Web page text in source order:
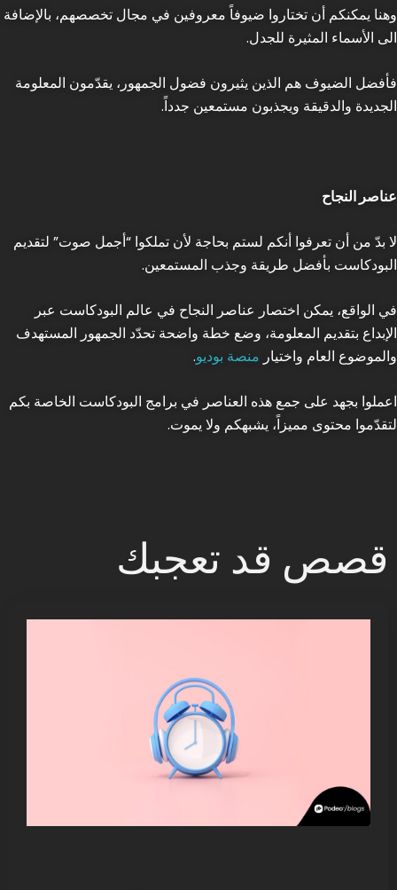
وهنا يمكنكم أن تختاروا ضيوفاً معروفين في مجال تخصصهم، بالإضافة
الى الأسماء المثيرة للجدل.
فأفضل الضيوف هم الذين يثيرون فضول الجمهور، يقدّمون المعلومة
الجديدة والدقيقة ويجذبون مستمعين جدداً.
عناصر النجاح
لا بدّ من أن تعرفوا أنكم لستم بحاجة لأن تملكوا “أجمل صوت” لتقديم
البودكاست بأفضل طريقة وجذب المستمعين.
في الواقع، يمكن اختصار عناصر النجاح في عالم البودكاست عبر
الإبداع بتقديم المعلومة، وضع خطة واضحة تحدّد الجمهور المستهدف
والموضوع العام واختيار منصة بوديو.
اعملوا بجهد على جمع هذه العناصر في برامج البودكاست الخاصة بكم
لتقدّموا محتوى مميزاً، يشبهكم ولا يموت.
قصص قد تعجبك